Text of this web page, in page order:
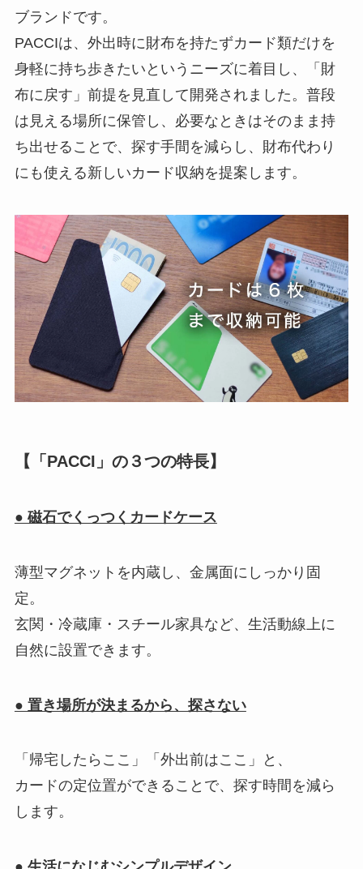
ブランドです。
PACCIは、外出時に財布を持たずカード類だけを
身軽に持ち歩きたいというニーズに着目し、「財
布に戻す」前提を見直して開発されました。普段
は見える場所に保管し、必要なときはそのまま持
ち出せることで、探す手間を減らし、財布代わり
にも使える新しいカード収納を提案します。
【「PACCI」の３つの特長】
● 磁石でくっつくカードケース
薄型マグネットを内蔵し、金属面にしっかり固
定。
玄関・冷蔵庫・スチール家具など、生活動線上に
自然に設置できます。
● 置き場所が決まるから、探さない
「帰宅したらここ」「外出前はここ」と、
カードの定位置ができることで、探す時間を減ら
します。